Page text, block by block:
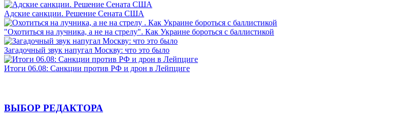
Адские санкции. Решение Сената США
"Охотиться на лучника, а не на стрелу". Как Украине бороться с баллистикой
Загадочный звук напугал Москву: что это было
Итоги 06.08: Санкции против РФ и дрон в Лейпциге
ВЫБОР РЕДАКТОРА